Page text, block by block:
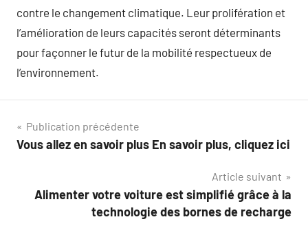
contre le changement climatique. Leur prolifération et
l’amélioration de leurs capacités seront déterminants
pour façonner le futur de la mobilité respectueux de
l’environnement.
Navigation
de
Publication précédente
Vous allez en savoir plus En savoir plus, cliquez ici
Article suivant
Alimenter votre voiture est simplifié grâce à la
technologie des bornes de recharge